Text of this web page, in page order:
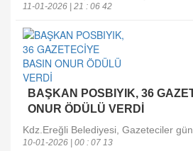
11-01-2026 | 21 : 06 42
BAŞKAN POSBIYIK, 36
ONUR ÖDÜLÜ VERDİ
Kdz.Ereğli Belediyesi, Gazeteciler
10-01-2026 | 00 : 07 13